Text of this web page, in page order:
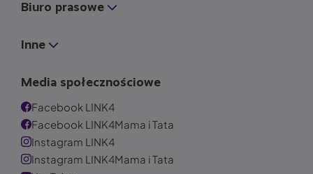
Biuro prasowe
Inne
Media społecznościowe
Facebook LINK4
Facebook LINK4Mama i Tata
Instagram LINK4
Instagram LINK4Mama i Tata